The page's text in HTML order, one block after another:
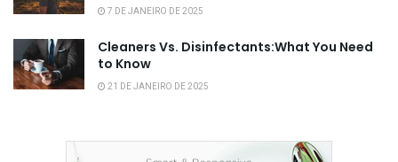
7 DE JANEIRO DE 2025
Cleaners Vs. Disinfectants:What You Need
to Know
21 DE JANEIRO DE 2025